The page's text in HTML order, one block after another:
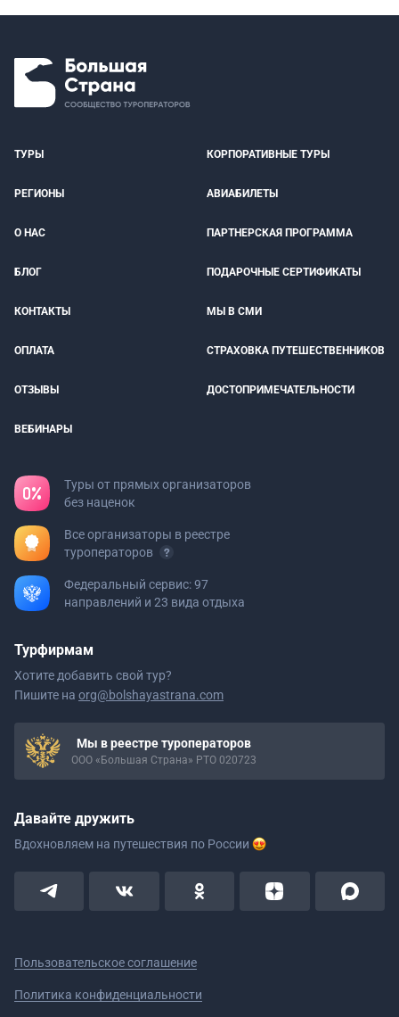
ТУРЫ КОРПОРАТИВНЫЕ ТУРЫ
РЕГИОНЫ АВИАБИЛЕТЫ
О НАС ПАРТНЕРСКАЯ ПРОГРАММА
БЛОГ ПОДАРОЧНЫЕ СЕРТИФИКАТЫ
КОНТАКТЫ МЫ В СМИ
ОПЛАТА СТРАХОВКА ПУТЕШЕСТВЕННИКОВ
ОТЗЫВЫ ДОСТОПРИМЕЧАТЕЛЬНОСТИ
ВЕБИНАРЫ
Туры от прямых организаторов
без наценок
Все организаторы в реестре
туроператоров
Федеральный сервис: 97
направлений и 23 вида отдыха
Турфирмам
Хотите добавить свой тур?
Пишите на org@bolshayastrana.com
Мы в реестре туроператоров
ООО «Большая Страна» РТО 020723
Давайте дружить
Вдохновляем на путешествия по России
Пользовательское соглашение
Политика конфиденциальности